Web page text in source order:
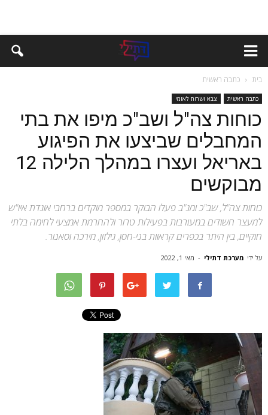
בית כתבה ראשית
כתבה ראשית צבא ושרות לאומי
כוחות צה"ל ושב"כ מיפו את בתי
המחבלים שביצעו את הפיגוע
באריאל ועצרו במהלך הלילה 12
מבוקשים
כוחות צה"ל, שב"כ ומג"ב פעלו הבוקר במספר מוקדים ברחבי אוגדת איו"ש
למעצר חשודים במעורבות בפעילות טרור ולהחרמת אמצעי לחימה בלתי
חוקיים, בין היתר בכפרים קראוות בני-חסן, גילזון, מירכה וסאנור.
על ידי מערכת דתילי - מאי 1, 2022